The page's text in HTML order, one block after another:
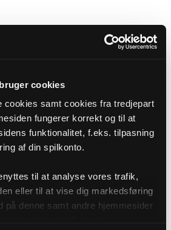
cookies
cookies samt cookies fra tredjepart
fungerer korrekt og til at
funktionalitet, f.eks. tilpasning
af din spilkonto.
til at analyse vores trafik,
eller til at vise dig markedsføring
på denne samt andre hjemmesider